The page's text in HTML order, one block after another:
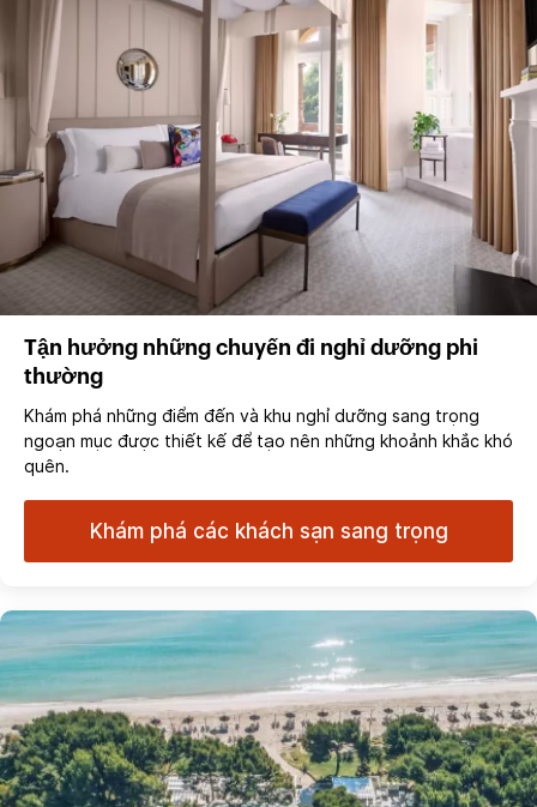
Tận hưởng những chuyến đi nghỉ dưỡng phi
thường
Khám phá những điểm đến và khu nghỉ dưỡng sang trọng
ngoạn mục được thiết kế để tạo nên những khoảnh khắc khó
quên.
Khám phá các khách sạn sang trọng